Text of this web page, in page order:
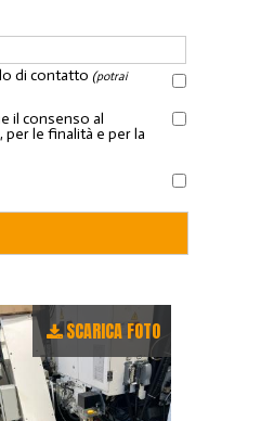
di contatto (potrai
il consenso al
le finalità e per la
SCARICA FOTO